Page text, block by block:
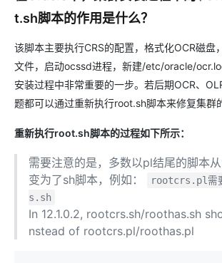
t.sh脚本的作用是什么？
该脚本主要执行CRS的配置，格式化OCR磁
文件，启动ocssd进程，新建/etc/oracle/
安装过程中非常重要的一步。若后期OCR、
题都可以通过重新执行root.sh脚本来修复集群
重新执行root.sh脚本的过程如下所示：
需要注意的是，多数以pl结尾的脚本
变为了sh脚本，例如：
rootcrs.pl需
s.sh
In 12.1.0.2, rootcrs.sh/roothas.sh
nstead of rootcrs.pl/roothas.pl